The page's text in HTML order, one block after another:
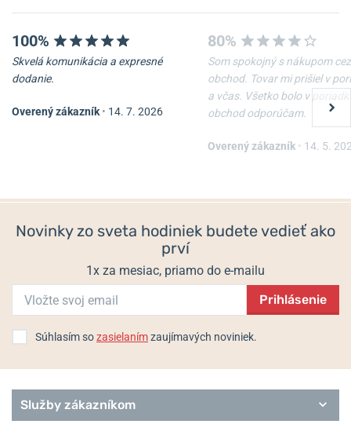
Nôž Victorinox Waiter
19,80 €
-10%
Nôž Victorinox Spartan
29,70 €
100%
Skvelá komunikácia a expresné
dodanie.
Overený zákazník • 14. 7. 2026
80%
Som spokojný s nákupom cez
obchod. Tovar mi prišiel v
a včas. Všetko bolo v
obchod odporúčam.
Overený zákazník • 14. 5.
Novinky zo sveta hodiniek budete vedieť ako
prví
1x za mesiac, priamo do e-mailu
Prihlásenie
Súhlasím sozasielanímzaujímavých noviniek.
Služby zákazníkom